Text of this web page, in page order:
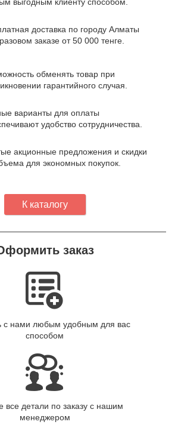
доставка по городу Алматы
заказе от 50 000 тенге.
обменять товар при
гарантийного случая.
варианты для оплаты
удобство сотрудничества.
акционные предложения и скидки
для экономных покупок.
К каталогу
заказ
с нами любым удобным для вас
способом
все детали по заказу с нашим
менеджером